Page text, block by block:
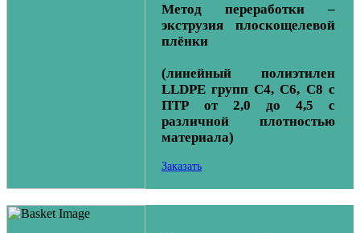
Метод переработки –
экструзия плоскощелевой
плёнки
(линейный полиэтилен
LLDPE групп С4, С6, С8 с
ПТР от 2,0 до 4,5 с
различной плотностью
материала)
Заказать